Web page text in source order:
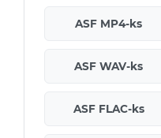
ASF MP4-ks
ASF WAV-ks
ASF FLAC-ks